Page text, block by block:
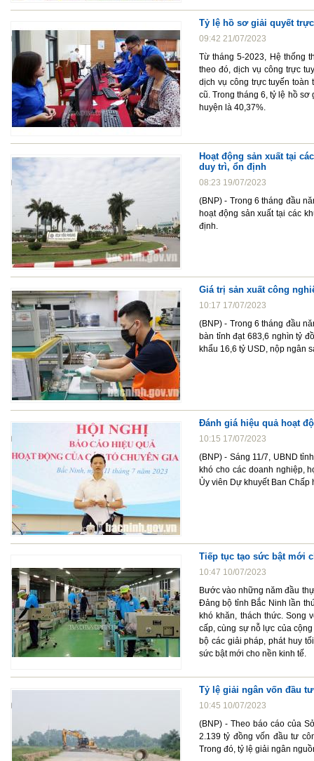
Tỷ lệ hồ sơ giải quyết
09:42 21/07/2023
Từ tháng 5-2023, Hệ thống
theo đó, dịch vụ công trực
dịch vụ công trực tuyến toàn
cũ. Trong tháng 6, tỷ lệ hồ
huyện là 40,37%.
Hoạt động sản xuất tại
duy trì, ổn định
08:23 19/07/2023
(BNP) - Trong 6 tháng đầu
hoạt động sản xuất tại các
định.
Giá trị sản xuất công
10:17 17/07/2023
(BNP) - Trong 6 tháng đầu
bàn tỉnh đạt 683,6 nghìn tỷ
khẩu 16,6 tỷ USD, nộp ngân
Đánh giá hiệu quả hoạt
10:15 17/07/2023
(BNP) - Sáng 11/7, UBND
khó cho các doanh nghiệp,
Ủy viên Dự khuyết Ban
Tiếp tục tạo sức bật mới
10:47 10/07/2023
Bước vào những năm đầu
Đảng bộ tỉnh Bắc Ninh lần
khó khăn, thách thức. Song
cấp, cùng sự nỗ lực của
bộ các giải pháp, phát huy
sức bật mới cho nền kinh tế.
Tỷ lệ giải ngân vốn đầu
10:45 10/07/2023
(BNP) - Theo báo cáo của
2.139 tỷ đồng vốn đầu tư
Trong đó, tỷ lệ giải ngân